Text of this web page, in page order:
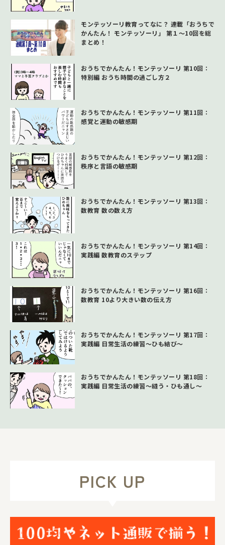
モンテッソーリ教育ってなに？ 連載「おうちで
かんたん！ モンテッソーリ」 第１～10回を総
まとめ！
おうちでかんたん！モンテッソーリ 第10回：
特別編 おうち時間の過ごし方２
おうちでかんたん！モンテッソーリ 第11回：
感覚と運動の敏感期
おうちでかんたん！モンテッソーリ 第12回：
秩序と言語の敏感期
おうちでかんたん！モンテッソーリ 第13回：
数教育 数の数え方
おうちでかんたん！モンテッソーリ 第14回：
実践編 数教育のステップ
おうちでかんたん！モンテッソーリ 第16回：
数教育 10より大きい数の伝え方
おうちでかんたん！モンテッソーリ 第17回：
実践編 日常生活の練習～ひも結び～
おうちでかんたん！モンテッソーリ 第18回：
実践編 日常生活の練習～縫う・ひも通し～
PICK UP